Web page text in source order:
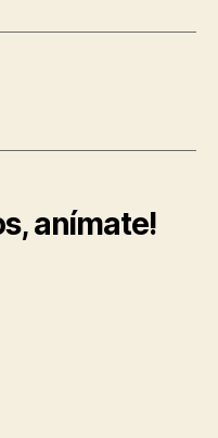
anímate!